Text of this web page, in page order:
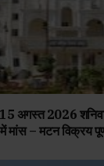
अगस्त 2026
में मांस – मटन विक्रय